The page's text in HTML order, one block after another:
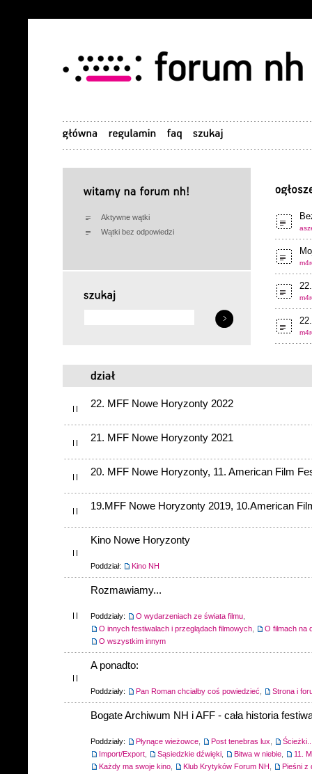
Aktywne wątki
Wątki bez odpowiedzi
22. MFF Nowe Horyzonty 2022
21. MFF Nowe Horyzonty 2021
20. MFF Nowe Horyzonty, 11. American Film
19.MFF Nowe Horyzonty 2019, 10.American
Kino Nowe Horyzonty
Poddział: Kino NH
Rozmawiamy...
Poddziały: O wydarzeniach ze świata filmu
O innych festiwalach i przeglądach filmowych
O filmach na
O wszystkim innym
A ponadto:
Poddziały: Pan Roman chciałby coś powiedzieć Strona i
Bogate Archiwum NH i AFF - cała historia
Poddziały: Płynące wieżowce Post tenebras lux
Import/Export
Sąsiedzkie dźwięki Bitwa w niebie
11.
Każdy ma swoje kino
Klub Krytyków Forum NH
Pieśni z